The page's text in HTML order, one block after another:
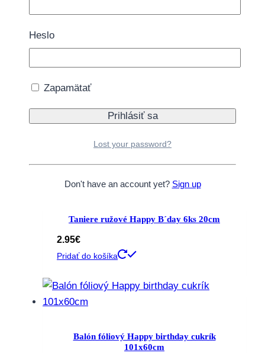
Girlanda Happy Birthday farebné vlajky
1,75m
Taniere ružové Happy B´day 6ks 20cm
2.95€
Pridať do košíka
Balón fóliový Happy birthday cukrík
101x60cm
Heslo
Zapamätať
Lost your password?
Don't have an account yet? Sign up